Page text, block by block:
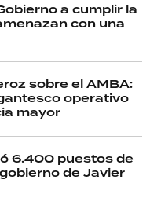
a cumplir la
con una
sobre el AMBA:
operativo
mayor
6.400 puestos de
de Javier